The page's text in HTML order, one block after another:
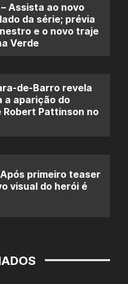
Assista ao novo
da série; prévia
e o novo traje
Verde
de-Barro revela
a aparição do
Robert Pattinson no
primeiro teaser
visual do herói é